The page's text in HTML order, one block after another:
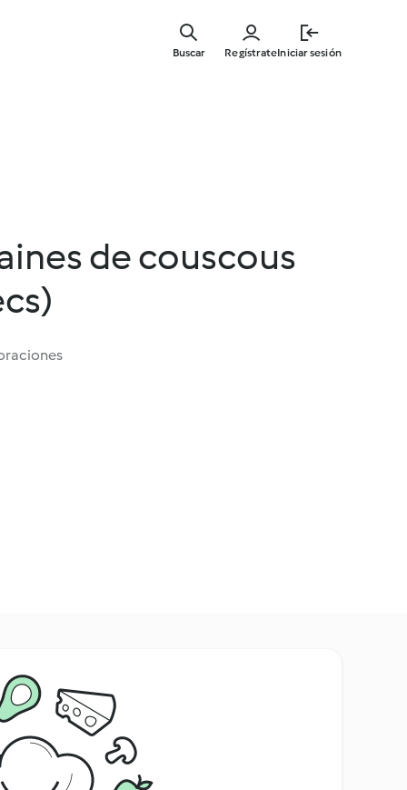
RegístrateIniciar sesión
Buscar
de couscous